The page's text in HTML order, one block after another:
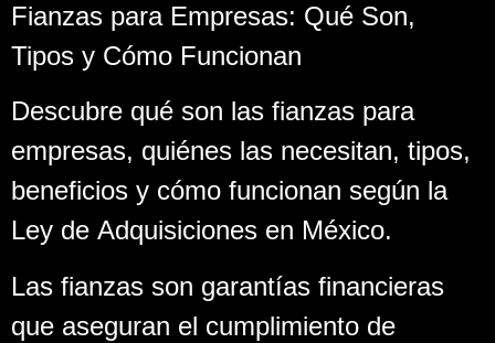
Fianzas para Empresas: Qué Son,
Tipos y Cómo Funcionan
Descubre qué son las fianzas para
empresas, quiénes las necesitan, tipos,
beneficios y cómo funcionan según la
Ley de Adquisiciones en México.
Las fianzas son garantías financieras
que aseguran el cumplimiento de